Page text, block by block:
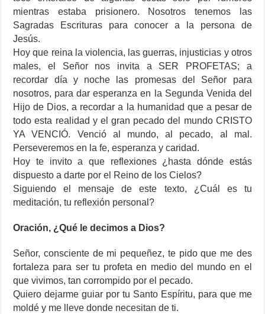
mientras estaba prisionero. Nosotros tenemos las
Sagradas Escrituras para conocer a la persona de
Jesús.
Hoy que reina la violencia, las guerras, injusticias y otros
males, el Señor nos invita a SER PROFETAS; a
recordar día y noche las promesas del Señor para
nosotros, para dar esperanza en la Segunda Venida del
Hijo de Dios, a recordar a la humanidad que a pesar de
todo esta realidad y el gran pecado del mundo CRISTO
YA VENCIÓ. Venció al mundo, al pecado, al mal.
Perseveremos en la fe, esperanza y caridad.
Hoy te invito a que reflexiones ¿hasta dónde estás
dispuesto a darte por el Reino de los Cielos?
Siguiendo el mensaje de este texto, ¿Cuál es tu
meditación, tu reflexión personal?
Oración, ¿Qué le decimos a Dios?
Señor, consciente de mi pequeñez, te pido que me des
fortaleza para ser tu profeta en medio del mundo en el
que vivimos, tan corrompido por el pecado.
Quiero dejarme guiar por tu Santo Espíritu, para que me
moldé y me lleve donde necesitan de ti.